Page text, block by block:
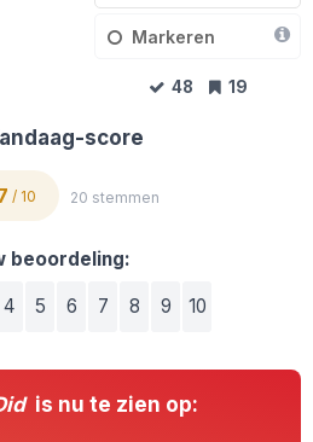
Markeren
48 19
score
/ 10 20 stemmen
beoordeling:
4 5 6 7 8 9 10
is nu te zien op: